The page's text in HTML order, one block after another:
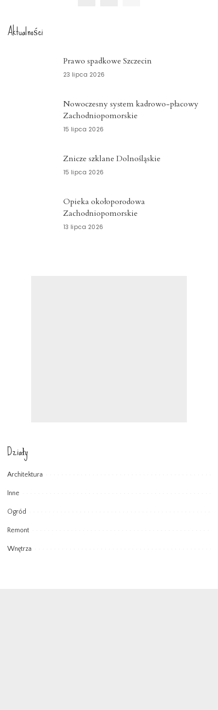
Aktualności
Prawo spadkowe Szczecin
23 lipca 2026
Nowoczesny system kadrowo-płacowy
Zachodniopomorskie
15 lipca 2026
Znicze szklane Dolnośląskie
15 lipca 2026
Opieka okołoporodowa
Zachodniopomorskie
13 lipca 2026
Działy
Architektura
Inne
Ogród
Remont
Wnętrza